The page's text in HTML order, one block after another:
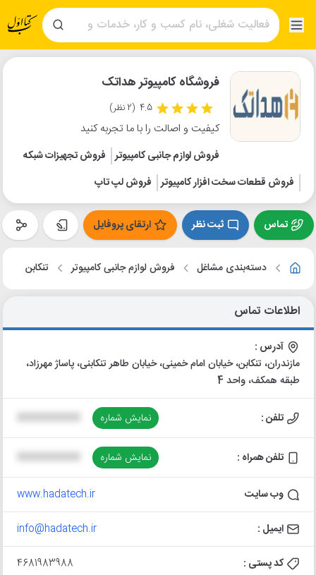
فروشگاه کامپیوتر هداتک
4.5 (2 نظر)
کیفیت و اصالت را با ما تجربه کنید
فروش لوازم جانبی کامپیوتر فروش تجهیزات شبکه
فروش قطعات سخت افزار کامپیوتر فروش لپ تاپ
تماس ثبت نظر ارتقای پروفایل
دسته‌بندی مشاغل فروش لوازم جانبی کامپیوتر تنکابن
اطلاعات تماس
آدرس :
مازندران، تنکابن، خیابان امام خمینی، خیابان طاهر تنکابنی، پاساژ مهرزاد،
طبقه همکف، واحد 4
تلفن : نمایش شماره
تلفن همراه : نمایش شماره
وب سایت www.hadatech.ir
ایمیل : info@hadatech.ir
کد پستی : 4681983988